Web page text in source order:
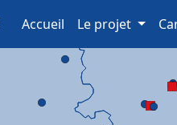
Accueil (current)
Le projet